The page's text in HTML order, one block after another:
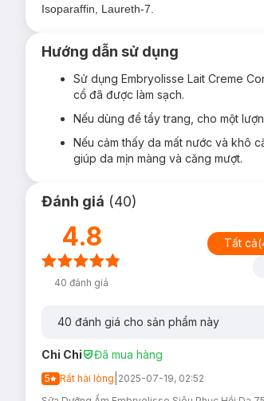
Thể chấtdạng kem sữa
sâu, làm dịu da,giúp da mềm mướt,
Hỗ trợ cải thiện làn da khô ráp, nứt
Đa công năng: có thể sử dụng như
trên da bền đẹp, mịn màng, hoặc
Isoparaffin, Laureth-7.
Hướng dẫn sử dụng
Sử dụng Embryolisse Lait Creme
cổ đã được làm sạch.
Nếu dùng để tẩy trang, cho một
Nếu cảm thấy da mất nước và khô
giúp da mịn màng và căng mượt.
Đánh giá (40)
4.8
40 đánh giá
Tất cả(
40 đánh giá cho sản phẩm này
Chi Chi Đã mua hàng
5 Rất hài lòng 2025-07-19, 02:52